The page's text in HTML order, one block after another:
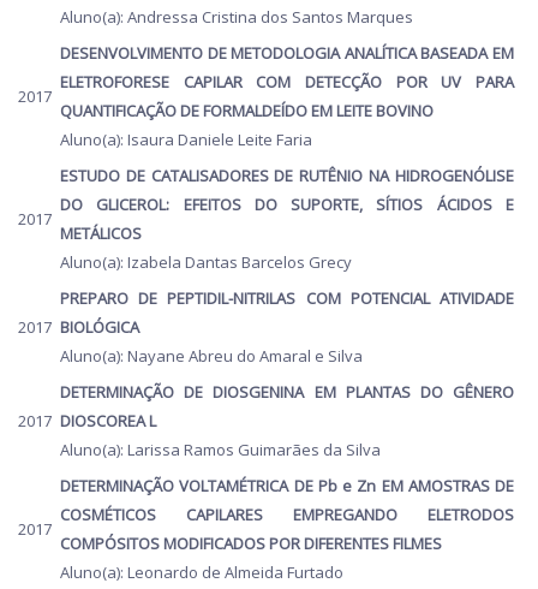
Aluno(a): Andressa Cristina dos Santos Marques
2017
DESENVOLVIMENTO DE METODOLOGIA ANALÍTICA BASEADA EM
ELETROFORESE CAPILAR COM DETECÇÃO POR UV PARA
QUANTIFICAÇÃO DE FORMALDEÍDO EM LEITE BOVINO
Aluno(a): Isaura Daniele Leite Faria
2017
ESTUDO DE CATALISADORES DE RUTÊNIO NA HIDROGENÓLISE
DO GLICEROL: EFEITOS DO SUPORTE, SÍTIOS ÁCIDOS E
METÁLICOS
Aluno(a): Izabela Dantas Barcelos Grecy
2017
PREPARO DE PEPTIDIL-NITRILAS COM POTENCIAL ATIVIDADE
BIOLÓGICA
Aluno(a): Nayane Abreu do Amaral e Silva
2017
DETERMINAÇÃO DE DIOSGENINA EM PLANTAS DO GÊNERO
DIOSCOREA L
Aluno(a): Larissa Ramos Guimarães da Silva
2017
DETERMINAÇÃO VOLTAMÉTRICA DE Pb e Zn EM AMOSTRAS DE
COSMÉTICOS CAPILARES EMPREGANDO ELETRODOS
COMPÓSITOS MODIFICADOS POR DIFERENTES FILMES
Aluno(a): Leonardo de Almeida Furtado